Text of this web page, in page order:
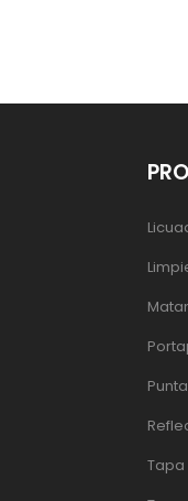
Tapa